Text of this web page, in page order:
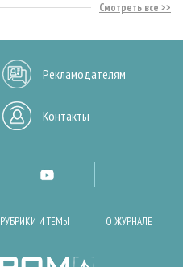
Смотреть все
Рекламодателям
Контакты
РУБРИКИ И ТЕМЫ О ЖУРНАЛЕ